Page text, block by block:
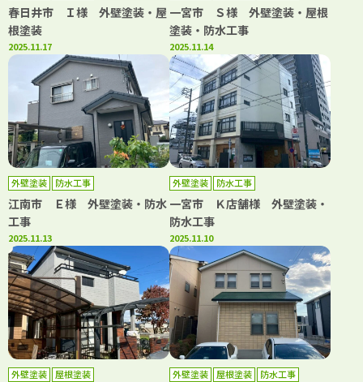
春日井市 Ｉ様 外壁塗装・屋
根塗装
2025.11.17
一宮市 Ｓ様 外壁塗装・屋根
塗装・防水工事
2025.11.14
外壁塗装 防水工事
江南市 Ｅ様 外壁塗装・防水
工事
2025.11.13
外壁塗装 防水工事
一宮市 Ｋ店舗様 外壁塗装・
防水工事
2025.11.10
外壁塗装 屋根塗装 外壁塗装 屋根塗装 防水工事